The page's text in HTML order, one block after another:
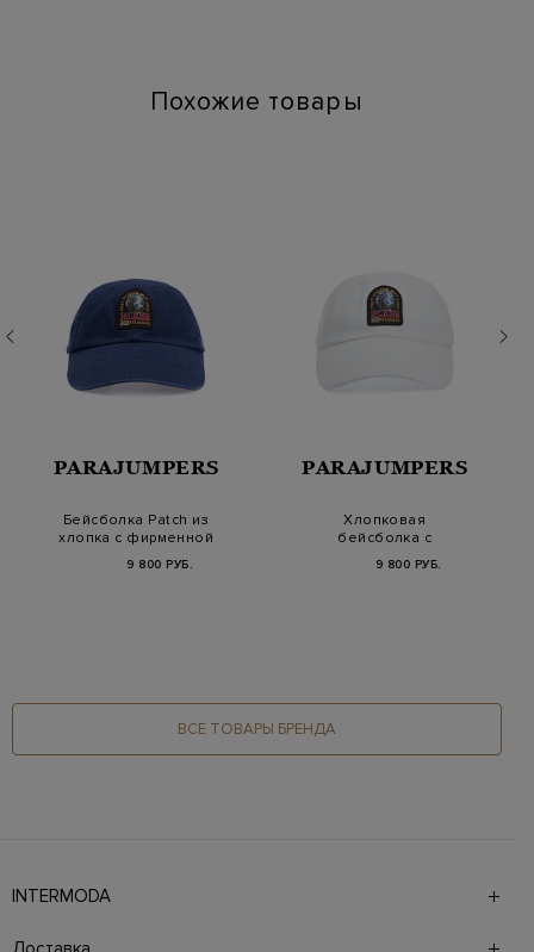
Похожие товары
PARAJUMPERS
Бейсболка Patch из
хлопка с фирменной
9 800 РУБ.
PARAJUMPERS
Хлопковая
бейсболка с
PJS
9 800 РУБ.
ВСЕ ТОВАРЫ БРЕНДА
INTERMODA
брендов на 4 этажах в самом центре города. На сайте